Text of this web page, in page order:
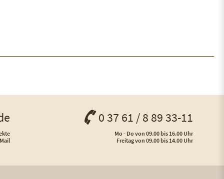
0 37 61 / 8 89 33-11
Mo - Do von 09.00 bis 16.00 Uhr
Freitag von 09.00 bis 14.00 Uhr